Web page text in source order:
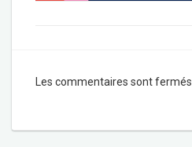
Les commentaires sont fermés